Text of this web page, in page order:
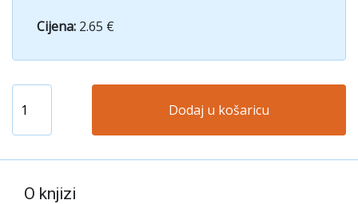
Cijena: 2.65 €
Dodaj u košaricu
O knjizi